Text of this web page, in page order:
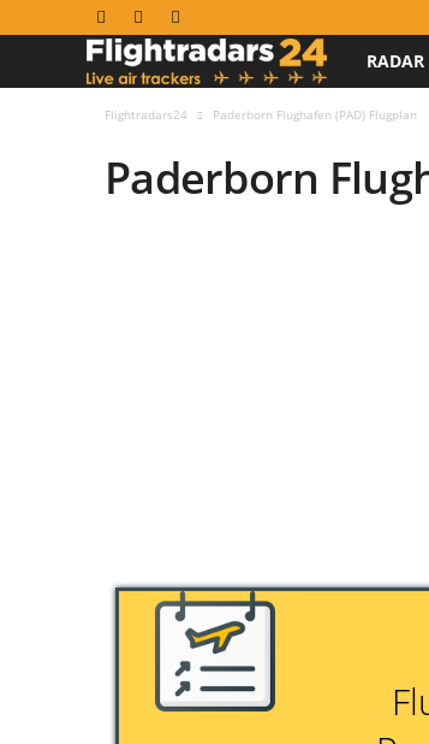
l
r
RADAR
Flightradars24 Paderborn Flughafen (PAD) Flugplan
Paderborn